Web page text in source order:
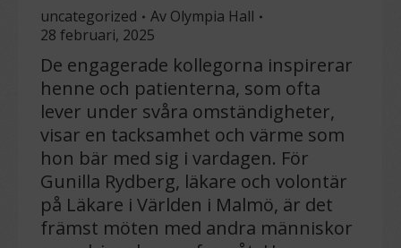
uncategorized Av Olympia Hall
28 februari, 2025
De engagerade kollegorna inspirerar
henne och patienterna, som ofta
lever under svåra omständigheter,
visar en tacksamhet och värme som
hon bär med sig i vardagen. För
Gunilla Rydberg, läkare och volontär
på Läkare i Världen i Malmö, är det
främst möten med andra människor